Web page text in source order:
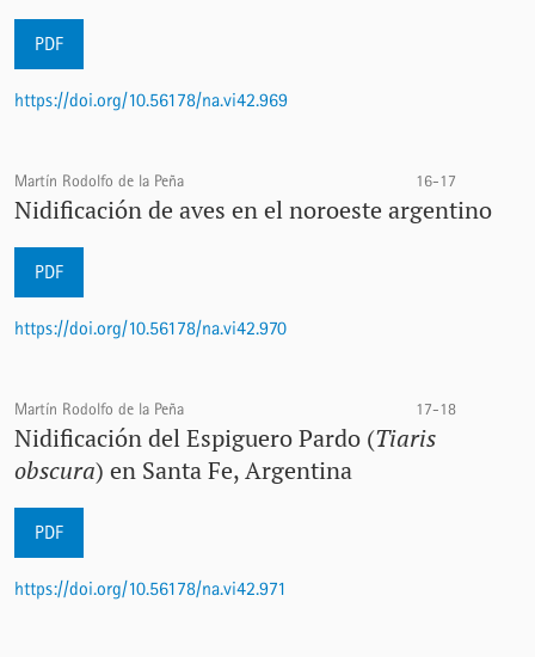
PDF
https://doi.org/10.56178/na.vi42.969
Martín Rodolfo de la Peña 16-17
Nidificación de aves en el noroeste argentino
PDF
https://doi.org/10.56178/na.vi42.970
Martín Rodolfo de la Peña 17-18
Nidificación del Espiguero Pardo (Tiaris
obscura) en Santa Fe, Argentina
PDF
https://doi.org/10.56178/na.vi42.971